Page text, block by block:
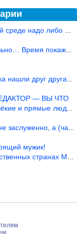
либо иметь зубы
покажет, что буде
друга и «остепен
— ВЫ ЧТО
прямые люди… Как мо
а (чаще) по-
мужик!
странах Могут забра